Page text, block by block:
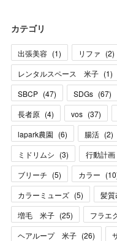
カテゴリ
出張美容 (1) リファ (2)
レンタルスペース 米子 (1)
SBCP (47) SDGs (67)
長者原 (4) vos (37)
lapark農園 (6) 腸活 (2)
ミドリムシ (3) 行動計画
ブリーチ (5) カラー (10
カラーミューズ (5) 髪
増毛 米子 (25) フラ
ヘアループ 米子 (26)